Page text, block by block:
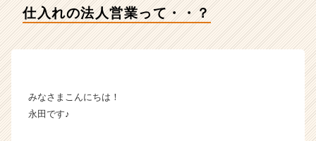
業
か
ス
ト
仕入れの法人営業って・・？
みなさまこんにちは！
永田です♪